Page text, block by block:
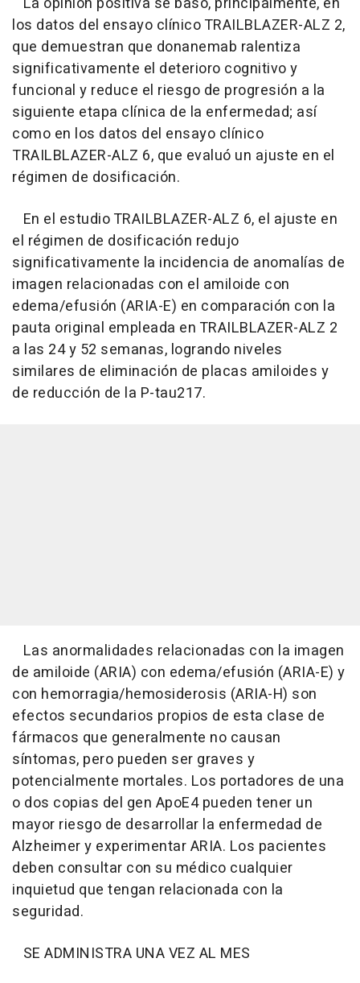
los datos del ensayo clínico TRAILBLAZER-ALZ 2,
que demuestran que donanemab ralentiza
significativamente el deterioro cognitivo y
funcional y reduce el riesgo de progresión a la
siguiente etapa clínica de la enfermedad; así
como en los datos del ensayo clínico
TRAILBLAZER-ALZ 6, que evaluó un ajuste en el
régimen de dosificación.
En el estudio TRAILBLAZER-ALZ 6, el ajuste en
el régimen de dosificación redujo
significativamente la incidencia de anomalías de
imagen relacionadas con el amiloide con
edema/efusión (ARIA-E) en comparación con la
pauta original empleada en TRAILBLAZER-ALZ 2
a las 24 y 52 semanas, logrando niveles
similares de eliminación de placas amiloides y
de reducción de la P-tau217.
Las anormalidades relacionadas con la imagen
de amiloide (ARIA) con edema/efusión (ARIA-E) y
con hemorragia/hemosiderosis (ARIA-H) son
efectos secundarios propios de esta clase de
fármacos que generalmente no causan
síntomas, pero pueden ser graves y
potencialmente mortales. Los portadores de una
o dos copias del gen ApoE4 pueden tener un
mayor riesgo de desarrollar la enfermedad de
Alzheimer y experimentar ARIA. Los pacientes
deben consultar con su médico cualquier
inquietud que tengan relacionada con la
seguridad.
SE ADMINISTRA UNA VEZ AL MES